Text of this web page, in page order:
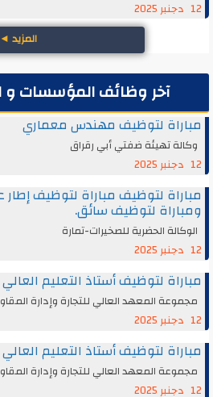
◄
آخر وظائف المؤسسات و
لتوظيف مهندس معماري
تهيئة ضفتي أبي رقراق
لتوظيف مباراة لتوظيف إطار عال
لتوظيف سائق.
الحضرية للصخيرات-تمارة
لتوظيف أستاذ التعليم العالي
المعهد العالي للتجارة وإدارة المقاولات
لتوظيف أستاذ التعليم العالي
المعهد العالي للتجارة وإدارة المقاولات